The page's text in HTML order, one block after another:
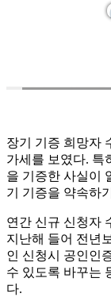
장기 기증 희망자
가세를 보였다. 특
을 기증한 사실이
기 기증을 약속하
연간 신규 신청자
지난해 들어 전년
인 신청시 공인인
수 있도록 바꾸는
다.